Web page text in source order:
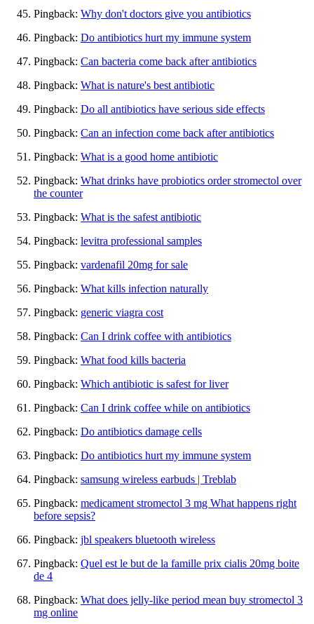
Pingback: Why don't doctors give you antibiotics
Pingback: Do antibiotics hurt my immune system
Pingback: Can bacteria come back after antibiotics
Pingback: What is nature's best antibiotic
Pingback: Do all antibiotics have serious side effects
Pingback: Can an infection come back after antibiotics
Pingback: What is a good home antibiotic
Pingback: What drinks have probiotics order stromectol over
the counter
Pingback: What is the safest antibiotic
Pingback: levitra professional samples
Pingback: vardenafil 20mg for sale
Pingback: What kills infection naturally
Pingback: generic viagra cost
Pingback: Can I drink coffee with antibiotics
Pingback: What food kills bacteria
Pingback: Which antibiotic is safest for liver
Pingback: Can I drink coffee while on antibiotics
Pingback: Do antibiotics damage cells
Pingback: Do antibiotics hurt my immune system
Pingback: samsung wireless earbuds | Treblab
Pingback: medicament stromectol 3 mg What happens right
before sepsis?
Pingback: jbl speakers bluetooth wireless
Pingback: Quel est le but de la famille prix cialis 20mg boite
de 4
Pingback: What does jelly-like period mean buy stromectol 3
mg online